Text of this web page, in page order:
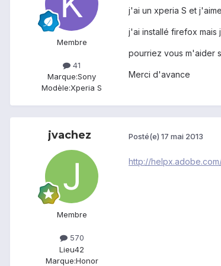
Membre
41
Marque:Sony
Modèle:Xperia S
j'ai un xperia S et
j'ai installé firefox mais
pourriez vous m'aider
Merci d'avance
jvachez
Membre
570
Lieu42
Marque:Honor
Posté(e) 17 mai 2013
http://